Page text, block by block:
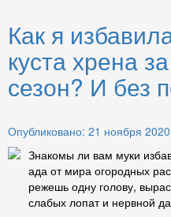
Как я
куста хрена
сезон? И без
Опубликовано: 21 ноября
Знакомы ли вам муки
ада от мира огородных
режешь одну голову,
слабых лопат и нервной